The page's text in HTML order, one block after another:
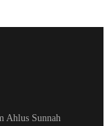
Ahlus Sunnah